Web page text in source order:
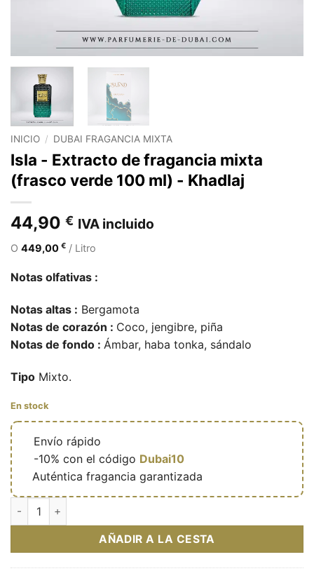
INICIO / DUBAI FRAGANCIA MIXTA
Isla - Extracto de fragancia mixta
(frasco verde 100 ml) - Khadlaj
44,90 € IVA incluido
O 449,00 € / Litro
Notas olfativas :
Notas altas : Bergamota
Notas de corazón : Coco, jengibre, piña
Notas de fondo : Ámbar, haba tonka, sándalo
Tipo Mixto.
En stock
Envío rápido
-10% con el código Dubai10
Auténtica fragancia garantizada
Island - Extrait de parfum mixte (flacon vert 100 ml) – Khadlaj
AÑADIR A LA CESTA